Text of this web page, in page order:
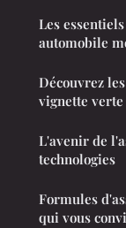
Les
automobile
Découvrez
vignette verte
L'avenir de
technologies
Formules
qui vous